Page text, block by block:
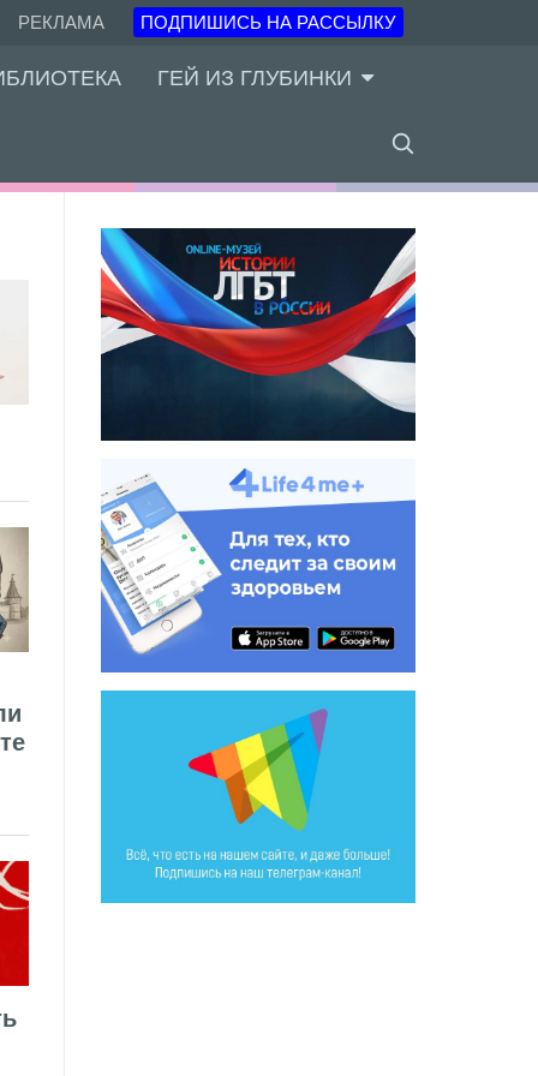
РЕКЛАМА ПОДПИШИСЬ НА РАССЫЛКУ
ГЕЙ ИЗ ГЛУБИНКИ